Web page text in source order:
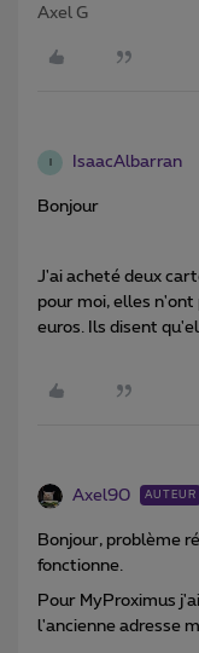
Axel G
IsaacAlbarran
Bonjour
J'ai acheté deux
pour moi, elles n'ont
euros. Ils disent
Axel90 AUTEUR
Bonjour, problème
fonctionne.
Pour MyProximus
l'ancienne adresse